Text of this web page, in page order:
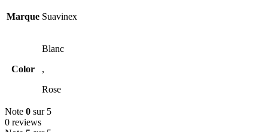
Marque Suavinex
Color
Blanc
,
Rose
Note 0 sur 5
0 reviews